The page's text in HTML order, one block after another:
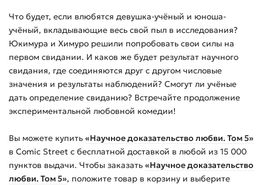
Что будет, если влюбятся девушка-учёный и юноша-
учёный, вкладывающие весь свой пыл в исследования?
Юкимура и Химуро решили попробовать свои силы на
первом свидании. И каков же будет результат научного
свидания, где соединяются друг с другом числовые
значения и результаты наблюдений? Смогут ли учёные
дать определение свиданию? Встречайте продолжение
экспериментальной любовной комедии!
Вы можете купить «Научное доказательство любви. Том 5»
в Comic Street с бесплатной доставкой в любой из 15 000
пунктов выдачи. Чтобы заказать «Научное доказательство
любви. Том 5», положите товар в корзину и выберите